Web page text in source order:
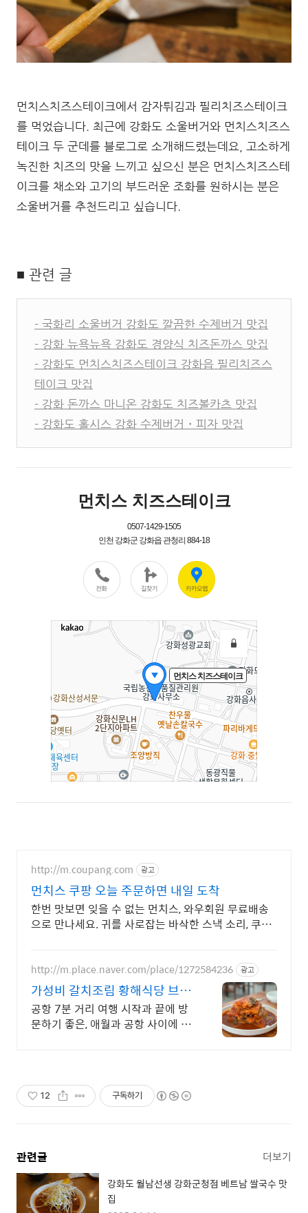
먼치스치즈스테이크에서 감자튀김과 필리치즈스테이크
를 먹었습니다. 최근에 강화도 소울버거와 먼치스치즈스
테이크 두 군데를 블로그로 소개해드렸는데요, 고소하게
녹진한 치즈의 맛을 느끼고 싶으신 분은 먼치스치즈스테
이크를 채소와 고기의 부드러운 조화를 원하시는 분은
소울버거를 추천드리고 싶습니다.
■ 관련 글
- 국화리 소울버거 강화도 깔끔한 수제버거 맛집
- 강화 뉴욕뉴욕 강화도 경양식 치즈돈까스 맛집
- 강화도 먼치스치즈스테이크 강화읍 필리치즈스
테이크 맛집
- 강화 돈까스 마니온 강화도 치즈볼카츠 맛집
- 강화도 홀시스 강화 수제버거・피자 맛집
http://m.coupang.com 광고
먼치스 쿠팡 오늘 주문하면 내일 도착
한번 맛보면 잊을 수 없는 먼치스, 와우회원 무료배송
으로 만나세요. 귀를 사로잡는 바삭한 스낵 소리, 쿠팡
http://m.place.naver.com/place/1272584236 광고
가성비 갈치조림 황해식당 브레
이크타임 없습니다
공항 7분 거리 여행 시작과 끝에 방
문하기 좋은, 애월과 공항 사이에 위
12 구독하기
관련글 더보기
강화도 월남선생 강화군청점 베트남 쌀국수 맛
집